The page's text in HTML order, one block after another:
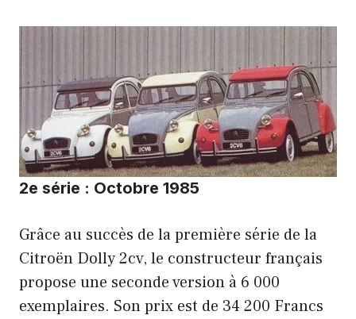
2e série : Octobre 1985
Grâce au succès de la première série de la
Citroën Dolly 2cv, le constructeur français
propose une seconde version à 6 000
exemplaires. Son prix est de 34 200 Francs